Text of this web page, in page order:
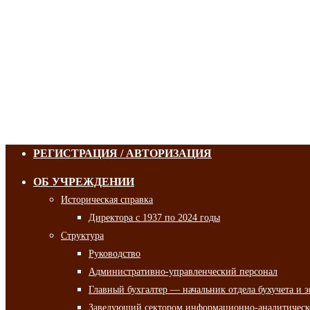
РЕГИСТРАЦИЯ / АВТОРИЗАЦИЯ
ОБ УЧРЕЖДЕНИИ
Историческая справка
Директора с 1937 по 2024 годы
Структура
Руководство
Административно-управленческий персонал
Главный бухгалтер — начальник отдела бухучета и
Заведующий сектором информационно-